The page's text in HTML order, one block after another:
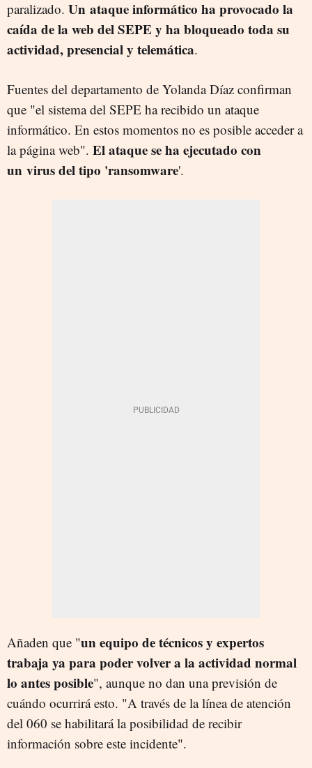
paralizado. Un ataque informático ha provocado la
caída de la web del SEPE y ha bloqueado toda su
actividad, presencial y telemática.
Fuentes del departamento de Yolanda Díaz confirman
que "el sistema del SEPE ha recibido un ataque
informático. En estos momentos no es posible acceder a
la página web". El ataque se ha ejecutado con
un virus del tipo 'ransomware'.
Añaden que "un equipo de técnicos y expertos
trabaja ya para poder volver a la actividad normal
lo antes posible", aunque no dan una previsión de
cuándo ocurrirá esto. "A través de la línea de atención
del 060 se habilitará la posibilidad de recibir
información sobre este incidente".